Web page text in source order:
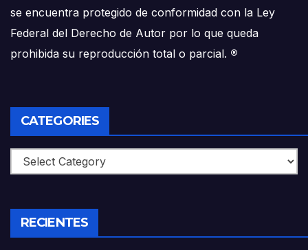
se encuentra protegido de conformidad con la Ley
Federal del Derecho de Autor por lo que queda
prohibida su reproducción total o parcial. ®
CATEGORIES
Categories
RECIENTES